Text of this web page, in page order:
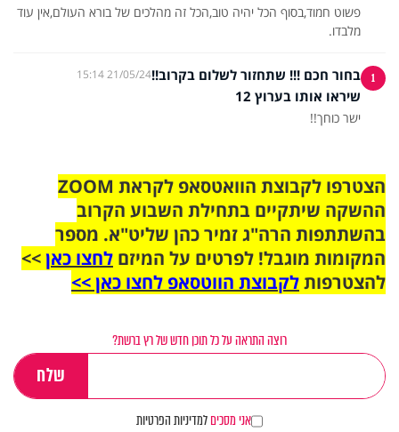
פשוט חמוד,בסוף הכל יהיה טוב,הכל זה מהלכים של בורא העולם,אין עוד
מלבדו.
1 בחור חכם !!! שתחזור לשלום בקרוב!!21/05/24 15:14
שיראו אותו בערוץ 12
ישר כוחך!!
הצטרפו לקבוצת הוואטסאפ לקראת ZOOM
ההשקה שיתקיים בתחילת השבוע הקרוב
בהשתתפות הרה"ג זמיר כהן שליט"א. מספר
המקומות מוגבל! לפרטים על המיזם לחצו כאן>>
להצטרפותלקבוצת הווטסאפ לחצו כאן >>
רוצה התראה על כל תוכן חדש של רץ ברשת?
אני מסכיםלמדיניות הפרטיות